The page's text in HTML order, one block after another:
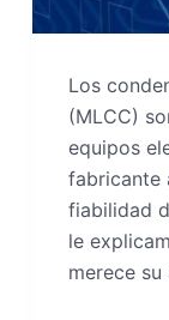
Los
(MLCC)
equipos
fabricante
fiabilidad
le
merece